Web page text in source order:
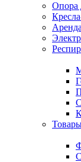
Опора
Аренда